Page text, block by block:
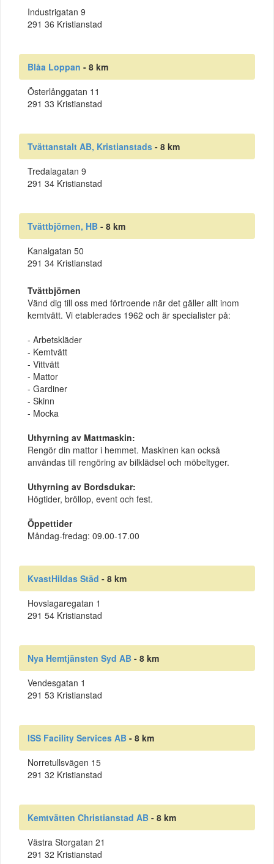
Industrigatan 9
291 36 Kristianstad
Blåa Loppan - 8 km
Österlånggatan 11
291 33 Kristianstad
Tvättanstalt AB, Kristianstads - 8 km
Tredalagatan 9
291 34 Kristianstad
Tvättbjörnen, HB - 8 km
Kanalgatan 50
291 34 Kristianstad
Tvättbjörnen
Vänd dig till oss med förtroende när det gäller allt inom
kemtvätt. Vi etablerades 1962 och är specialister på:
- Arbetskläder
- Kemtvätt
- Vittvätt
- Mattor
- Gardiner
- Skinn
- Mocka
Uthyrning av Mattmaskin:
Rengör din mattor i hemmet. Maskinen kan också
användas till rengöring av bilklädsel och möbeltyger.
Uthyrning av Bordsdukar:
Högtider, bröllop, event och fest.
Öppettider
Måndag-fredag: 09.00-17.00
KvastHildas Städ - 8 km
Hovslagaregatan 1
291 54 Kristianstad
Nya Hemtjänsten Syd AB - 8 km
Vendesgatan 1
291 53 Kristianstad
ISS Facility Services AB - 8 km
Norretullsvägen 15
291 32 Kristianstad
Kemtvätten Christianstad AB - 8 km
Västra Storgatan 21
291 32 Kristianstad